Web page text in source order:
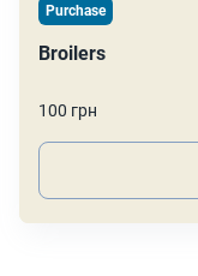
Purchase
Broilers
100 грн